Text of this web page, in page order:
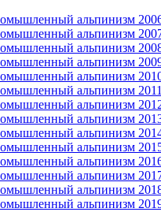
альпинизм
альпинизм
альпинизм
альпинизм
альпинизм
альпинизм
альпинизм
альпинизм
альпинизм
альпинизм
альпинизм
альпинизм
альпинизм
альпинизм